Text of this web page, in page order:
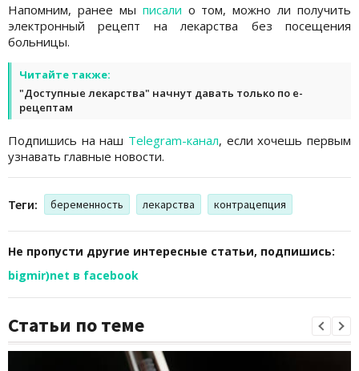
Напомним, ранее мы писали о том, можно ли получить
электронный рецепт на лекарства без посещения
больницы.
Читайте также:
"Доступные лекарства" начнут давать только по е-
рецептам
Подпишись на наш Telegram-канал, если хочешь первым
узнавать главные новости.
Теги: беременность лекарства контрацепция
Не пропусти другие интересные статьи, подпишись:
bigmir)net в facebook
Статьи по теме